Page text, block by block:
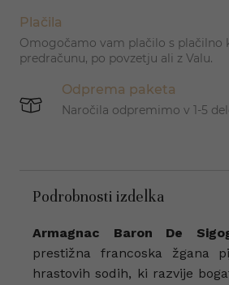
Plačila
Omogočamo vam plačilo s plačilno
predračunu, po povzetju ali z Valu.
Odprema paketa
Naročila odpremimo v 1-5
Podrobnosti izdelka
Armagnac Baron De
prestižna francoska žgana
hrastovih sodih, ki razvije